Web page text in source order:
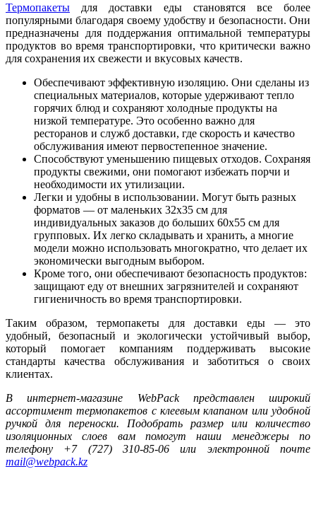
Термопакеты для доставки еды становятся все более
популярными благодаря своему удобству и безопасности. Они
предназначены для поддержания оптимальной температуры
продуктов во время транспортировки, что критически важно
для сохранения их свежести и вкусовых качеств.
Обеспечивают эффективную изоляцию. Они сделаны из
специальных материалов, которые удерживают тепло
горячих блюд и сохраняют холодные продукты на
низкой температуре. Это особенно важно для
ресторанов и служб доставки, где скорость и качество
обслуживания имеют первостепенное значение.
Способствуют уменьшению пищевых отходов. Сохраняя
продукты свежими, они помогают избежать порчи и
необходимости их утилизации.
Легки и удобны в использовании. Могут быть разных
форматов — от маленьких 32х35 см для
индивидуальных заказов до больших 60х55 см для
групповых. Их легко складывать и хранить, а многие
модели можно использовать многократно, что делает их
экономически выгодным выбором.
Кроме того, они обеспечивают безопасность продуктов:
защищают еду от внешних загрязнителей и сохраняют
гигиеничность во время транспортировки.
Таким образом, термопакеты для доставки еды — это
удобный, безопасный и экологически устойчивый выбор,
который помогает компаниям поддерживать высокие
стандарты качества обслуживания и заботиться о своих
клиентах.
В интернет-магазине WebPack представлен широкий
ассортимент термопакетов с клеевым клапаном или удобной
ручкой для переноски. Подобрать размер или количество
изоляционных слоев вам помогут наши менеджеры по
телефону +7 (727) 310-85-06 или электронной почте
mail@webpack.kz